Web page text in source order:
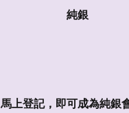
純銀
馬上登記，即可成為純銀